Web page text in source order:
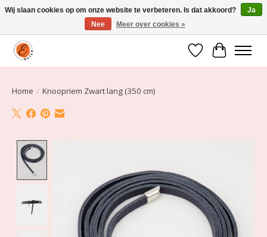
Elily is er om jou te laten stralen! Mode vanaf maat 34 t/m 54
Verlanglijst
Home / Knoopriem Zwart lang (350 cm)
Wij slaan cookies op om onze website te verbeteren. Is dat akkoord?
Ja
Nee
Meer over cookies »